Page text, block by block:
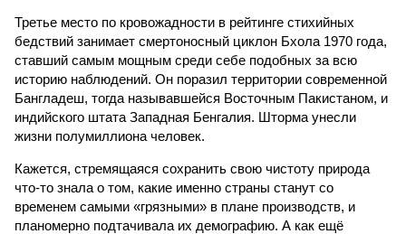
Третье место по кровожадности в рейтинге стихийных
бедствий занимает смертоносный циклон Бхола 1970 года,
ставший самым мощным среди себе подобных за всю
историю наблюдений. Он поразил территории современной
Бангладеш, тогда называвшейся Восточным Пакистаном, и
индийского штата Западная Бенгалия. Шторма унесли
жизни полумиллиона человек.
Кажется, стремящаяся сохранить свою чистоту природа
что-то знала о том, какие именно страны станут со
временем самыми «грязными» в плане производств, и
планомерно подтачивала их демографию. А как ещё